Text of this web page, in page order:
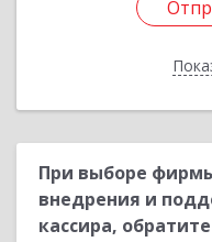
При выборе
внедрения и
кассира,